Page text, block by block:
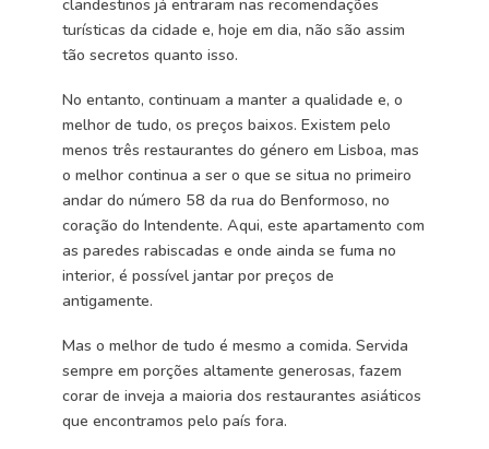
clandestinos já entraram nas recomendações
turísticas da cidade e, hoje em dia, não são assim
tão secretos quanto isso.
No entanto, continuam a manter a qualidade e, o
melhor de tudo, os preços baixos. Existem pelo
menos três restaurantes do género em Lisboa, mas
o melhor continua a ser o que se situa no primeiro
andar do número 58 da rua do Benformoso, no
coração do Intendente. Aqui, este apartamento com
as paredes rabiscadas e onde ainda se fuma no
interior, é possível jantar por preços de
antigamente.
Mas o melhor de tudo é mesmo a comida. Servida
sempre em porções altamente generosas, fazem
corar de inveja a maioria dos restaurantes asiáticos
que encontramos pelo país fora.